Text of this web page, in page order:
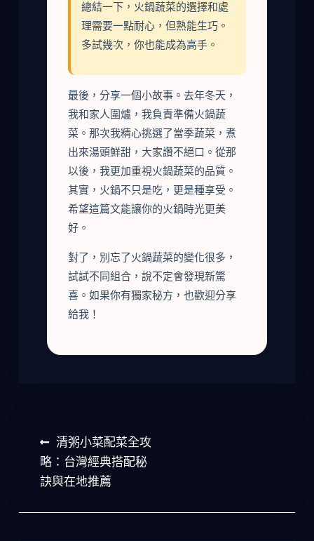
總結一下，火鍋蔬菜的選擇和處
理需要一點耐心，但熟能生巧。
多試幾次，你也能成為高手。
最後，分享一個小故事。去年冬天，
我和家人圍爐，我負責準備火鍋蔬
菜。那次我精心挑選了當季蔬菜，煮
出來湯頭鮮甜，大家讚不絕口。從那
以後，我更加重視火鍋蔬菜的品質。
其實，火鍋不只是吃，更是種享受。
希望這篇文能讓你的火鍋時光更美
好。
對了，別忘了火鍋蔬菜的變化很多，
試試不同組合，說不定會發現新驚
喜。如果你有獨家秘方，也歡迎分享
給我！
文
章
導
覽
清粥小菜配菜全攻
略：台灣經典搭配秘
訣與在地推薦